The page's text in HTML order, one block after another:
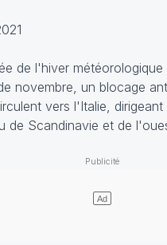
de l'hiver
novembre, un blocage
vers l'Italie,
de Scandinavie et de